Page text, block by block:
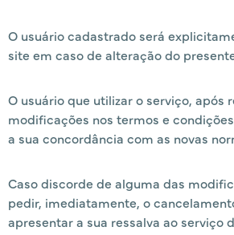
O usuário cadastrado será
site em caso de alteração do
O usuário que utilizar o serviço, após
modificações nos termos e
a sua concordância com as novas
Caso discorde de alguma das
pedir, imediatamente, o
apresentar a sua ressalva ao serviço